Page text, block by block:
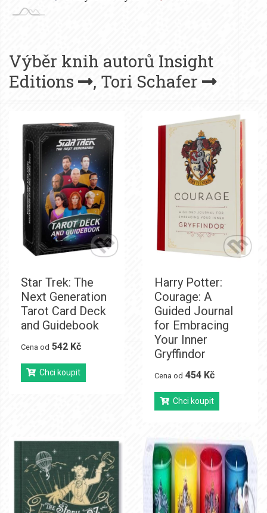
Výběr knih autorů Insight
Editions
, Tori Schafer
Star Trek: The
Next Generation
Tarot Card Deck
and Guidebook
Cena od 542 Kč
Chci koupit
Harry Potter:
Courage: A
Guided Journal
for Embracing
Your Inner
Gryffindor
Cena od 454 Kč
Chci koupit